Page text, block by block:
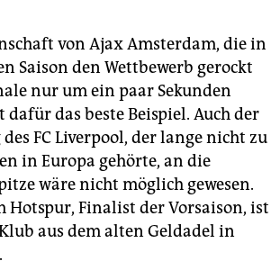
von Ajax Amsterdam, die in
Saison den Wettbewerb gerockt
nur um ein paar Sekunden
dafür das beste Beispiel. Auch der
FC Liverpool, der lange nicht zu
in Europa gehörte, an die
wäre nicht möglich gewesen.
Hotspur, Finalist der Vorsaison, ist
aus dem alten Geldadel in